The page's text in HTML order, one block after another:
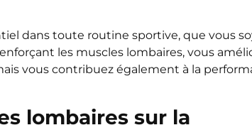
dans toute routine sportive, que vous
les muscles lombaires, vous
vous contribuez également à la
lombaires sur la